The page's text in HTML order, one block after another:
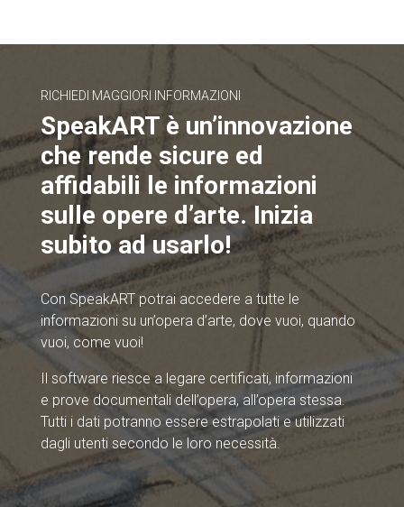
RICHIEDI MAGGIORI INFORMAZIONI
SpeakART è un’innovazione
che rende sicure ed
affidabili le informazioni
sulle opere d’arte. Inizia
subito ad usarlo!
Con SpeakART potrai accedere a tutte le
informazioni su un’opera d’arte, dove vuoi, quando
vuoi, come vuoi!
Il software riesce a legare certificati, informazioni
e prove documentali dell’opera, all’opera stessa.
Tutti i dati potranno essere estrapolati e utilizzati
dagli utenti secondo le loro necessità.